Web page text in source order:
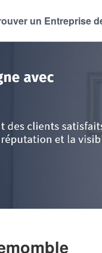
un Entreprise